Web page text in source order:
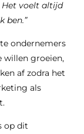
Het voelt altijd
ben.”
ondernemers
willen groeien,
af zodra het
als
op dit